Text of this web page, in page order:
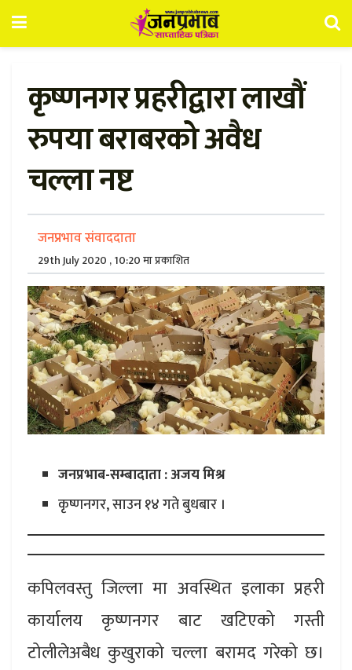
कृष्णनगर प्रहरीद्वारा लाखौं
रुपया बराबरको अवैध
चल्ला नष्ट
जनप्रभाव संवाददाता
29th July 2020 , 10:20 मा प्रकाशित
जनप्रभाब-सम्बादाता : अजय मिश्र
कृष्णनगर, साउन १४ गते बुधबार ।
कपिलवस्तु जिल्ला मा अवस्थित इलाका प्रहरी
कार्यालय कृष्णनगर बाट खटिएको गस्ती
टोलीलेअबैध कुखुराको चल्ला बरामद गरेको छ।